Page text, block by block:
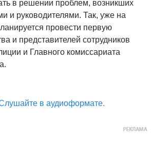
в решении проблем, возникших
и руководителями. Так, уже на
провести первую
и представителей сотрудников
и Главного комиссариата
в аудиоформате.